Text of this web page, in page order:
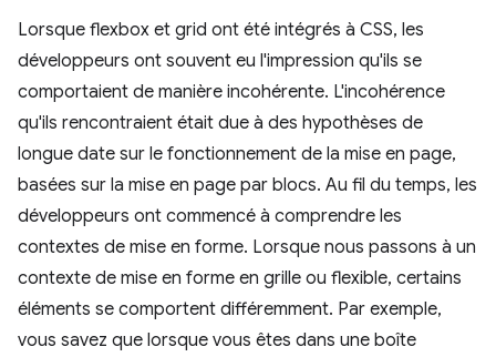
Lorsque flexbox et grid ont été intégrés à CSS, les
développeurs ont souvent eu l'impression qu'ils se
comportaient de manière incohérente. L'incohérence
qu'ils rencontraient était due à des hypothèses de
longue date sur le fonctionnement de la mise en page,
basées sur la mise en page par blocs. Au fil du temps, les
développeurs ont commencé à comprendre les
contextes de mise en forme. Lorsque nous passons à un
contexte de mise en forme en grille ou flexible, certains
éléments se comportent différemment. Par exemple,
vous savez que lorsque vous êtes dans une boîte